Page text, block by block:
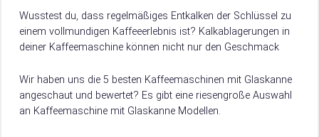
Wusstest du, dass regelmäßiges Entkalken der Schlüssel zu
einem vollmundigen Kaffeeerlebnis ist? Kalkablagerungen in
deiner Kaffeemaschine können nicht nur den Geschmack
Lebensdauer und Energieeffizienz…
Wir haben uns die 5 besten Kaffeemaschinen mit Glaskanne
angeschaut und bewertet? Es gibt eine riesengroße Auswahl
an Kaffeemaschine mit Glaskanne Modellen.